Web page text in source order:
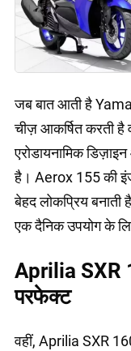
जब बात आती है
चीज़ आकर्षित करती है
एरोडायनामिक
है। Aerox 155 की
बेहद लोकप्रिय
एक दैनिक उपयोग के
Aprilia SXR
परफेक्ट
वहीं, Aprilia SXR